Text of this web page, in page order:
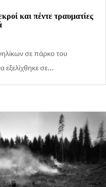
και πέντε τραυματίες
σε πάρκο του
σε...